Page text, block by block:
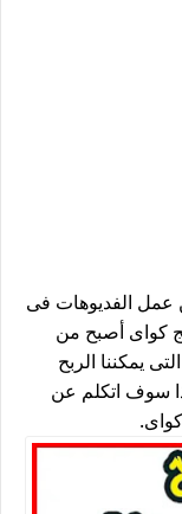
الفديوهات فى
كواى أصبح من
يمكننا الربح
سوف اتكلم عن